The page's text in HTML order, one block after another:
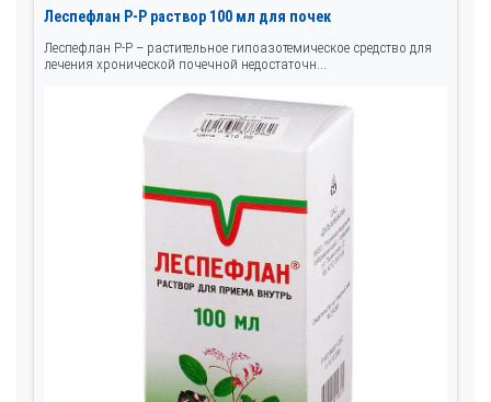
Леспефлан Р-Р раствор 100 мл для почек
Леспефлан Р-Р – растительное гипоазотемическое средство для
лечения хронической почечной недостаточн...